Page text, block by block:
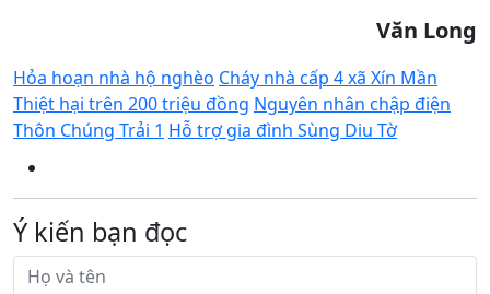
Văn Long
Hỏa hoạn nhà hộ nghèo Cháy nhà cấp 4 xã Xín Mần
Thiệt hại trên 200 triệu đồng Nguyên nhân chập điện
Thôn Chúng Trải 1 Hỗ trợ gia đình Sùng Diu Tờ
Ý kiến bạn đọc